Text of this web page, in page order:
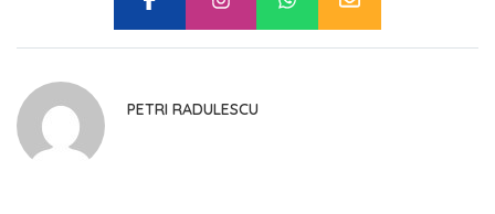
PETRI RADULESCU